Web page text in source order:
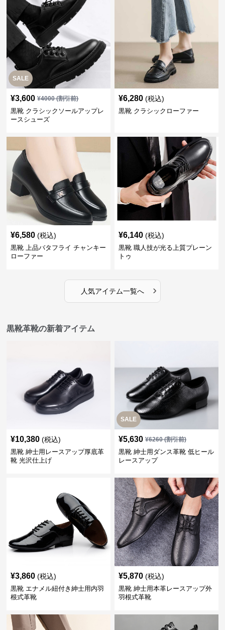
SALE
¥3,600 ¥4000(割引前)
黒靴 クラシックソールアップレ
ースシューズ
¥6,280 (税込)
黒靴 クラシックローファー
¥6,580 (税込)
黒靴 上品バタフライ チャンキー
ローファー
¥6,140 (税込)
黒靴 職人技が光る上質プレーン
トゥ
人気アイテム一覧へ ›
黒靴革靴の新着アイテム
¥10,380 (税込)
黒靴 紳士用レースアップ厚底革
靴 光沢仕上げ
SALE
¥5,630 ¥6260(割引前)
黒靴 紳士用ダンス革靴 低ヒール
レースアップ
¥3,860 (税込)
黒靴 エナメル紐付き紳士用内羽
根式革靴
¥5,870 (税込)
黒靴 紳士用本革レースアップ外
羽根式革靴